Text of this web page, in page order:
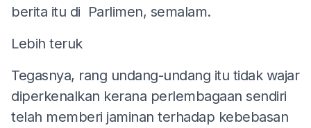
berita itu di Parlimen, semalam.
Lebih teruk
Tegasnya, rang undang-undang itu tidak wajar
diperkenalkan kerana perlembagaan sendiri
telah memberi jaminan terhadap kebebasan